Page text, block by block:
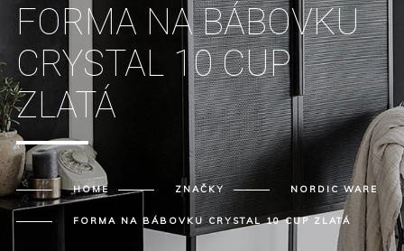
FORMA NA BÁBOVKU
CRYSTAL 10 CUP
ZLATÁ
HOME ZNAČKY NORDIC WARE
FORMA NA BÁBOVKU CRYSTAL 10 CUP ZLATÁ